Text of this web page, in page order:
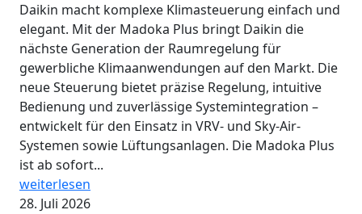
Daikin macht komplexe Klimasteuerung einfach und
elegant. Mit der Madoka Plus bringt Daikin die
nächste Generation der Raumregelung für
gewerbliche Klimaanwendungen auf den Markt. Die
neue Steuerung bietet präzise Regelung, intuitive
Bedienung und zuverlässige Systemintegration –
entwickelt für den Einsatz in VRV- und Sky-Air-
Systemen sowie Lüftungsanlagen. Die Madoka Plus
ist ab sofort...
weiterlesen
28. Juli 2026